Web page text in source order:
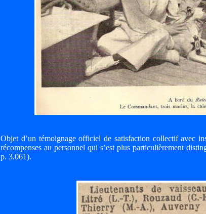
Objet d’un témoignage officiel de satisfaction collectif avec
récompenses au personnel qui s’est plus particulièrement
p. 3.061).